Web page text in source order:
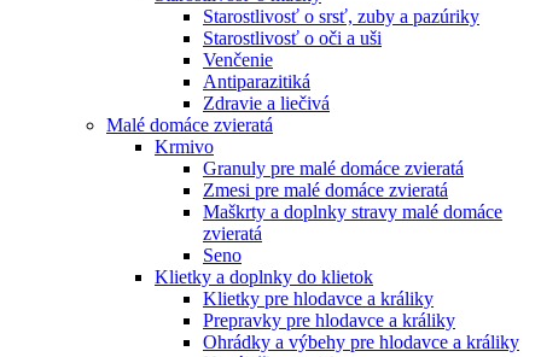
Starostlivosť o srsť, zuby a pazúriky
Starostlivosť o oči a uši
Venčenie
Antiparazitiká
Zdravie a liečivá
Malé domáce zvieratá
Krmivo
Granuly pre malé domáce zvieratá
Zmesi pre malé domáce zvieratá
Maškrty a doplnky stravy malé domáce
zvieratá
Seno
Klietky a doplnky do klietok
Klietky pre hlodavce a králiky
Prepravky pre hlodavce a králiky
Ohrádky a výbehy pre hlodavce a králiky